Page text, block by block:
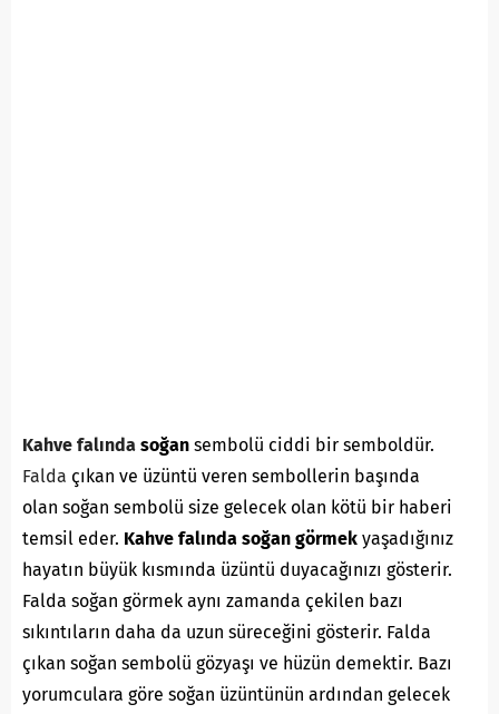
Kahve falında soğan sembolü ciddi bir semboldür.
Falda çıkan ve üzüntü veren sembollerin başında
olan soğan sembolü size gelecek olan kötü bir haberi
temsil eder. Kahve falında soğan görmek yaşadığınız
hayatın büyük kısmında üzüntü duyacağınızı gösterir.
Falda soğan görmek aynı zamanda çekilen bazı
sıkıntıların daha da uzun süreceğini gösterir. Falda
çıkan soğan sembolü gözyaşı ve hüzün demektir. Bazı
yorumculara göre soğan üzüntünün ardından gelecek